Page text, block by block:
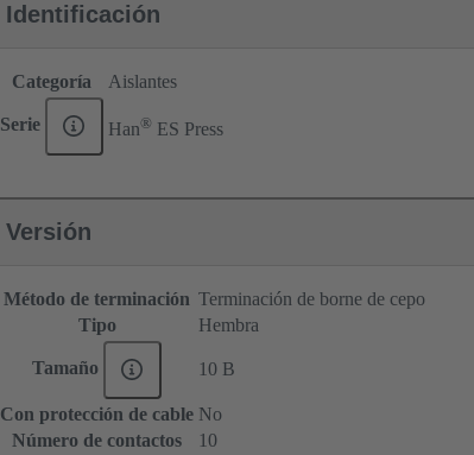
Identificación
Categoría Aislantes
Serie Han® ES Press
Versión
Método de terminación Terminación de borne de cepo
Tipo
Hembra
Tamaño 10 B
Con protección de cable No
Número de contactos
10